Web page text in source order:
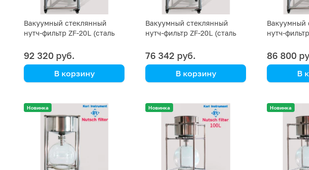
Вакуумный стеклянный
нутч-фильтр ZF-20L (сталь
92 320 руб.
В корзину
Вакуумный стеклянный
нутч-фильтр ZF-20L (сталь
76 342 руб.
В корзину
Вакуумный
нутч-
86 800
В
Новинка Новинка Новинка